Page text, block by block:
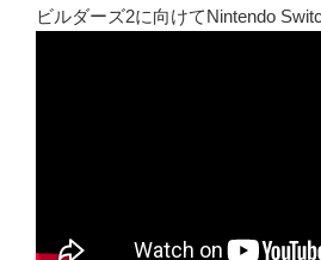
ビルダーズ2に向けてNintendo